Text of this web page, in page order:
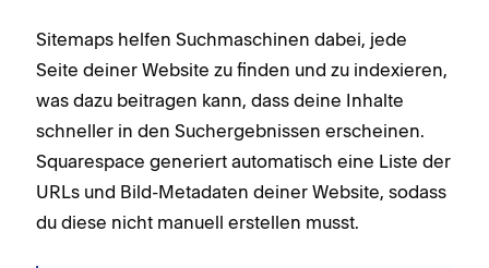
Sitemaps helfen Suchmaschinen dabei, jede
Seite deiner Website zu finden und zu indexieren,
was dazu beitragen kann, dass deine Inhalte
schneller in den Suchergebnissen erscheinen.
Squarespace generiert automatisch eine Liste der
URLs und Bild-Metadaten deiner Website, sodass
du diese nicht manuell erstellen musst.